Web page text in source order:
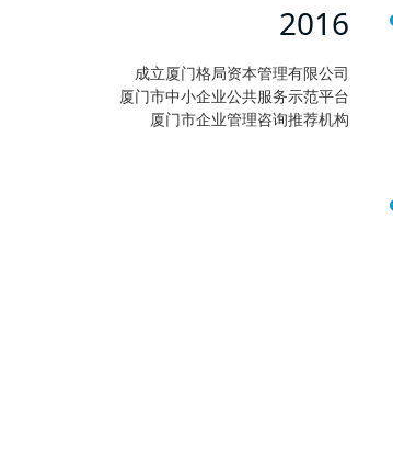
2016
成立厦门格局资本管理有限公司
厦门市中小企业公共服务示范平台
厦门市企业管理咨询推荐机构